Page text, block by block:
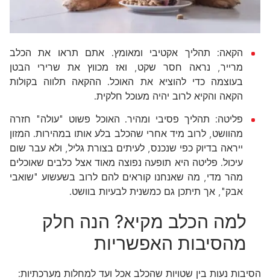
הקאה: תהליך אקטיבי ומאומץ. אתם תראו את הכלב
מרייר, נראה חסר שקט, ואז מכווץ את שרירי הבטן
בעוצמה כדי להוציא את האוכל. ההקאה תלווה בקולות
הקאה והקיא לרוב יהיה מעוכל חלקית.
פליטה: תהליך פסיבי ומהיר. האוכל פשוט "עולה" חזרה
מהוושט, לרוב מיד אחרי שהכלב בלע אותו במהירות. המזון
ייראה בדיוק כפי שנכנס, לעיתים בצורת גליל, ולא עבר שום
עיכול. פליטה היא תופעה נפוצה מאוד אצל כלבים שאוכלים
מהר מדי, מה שאנחנו קוראים להם לרוב בשעשוע "שואבי
אבק", אך תיתכן גם כמשנית לבעיות בוושט.
למה הכלב מקיא? הנה חלק
מהסיבות האפשריות
הסיבות נעות בין שטויות שהכלב אכל ועד למחלות מערכתיות: